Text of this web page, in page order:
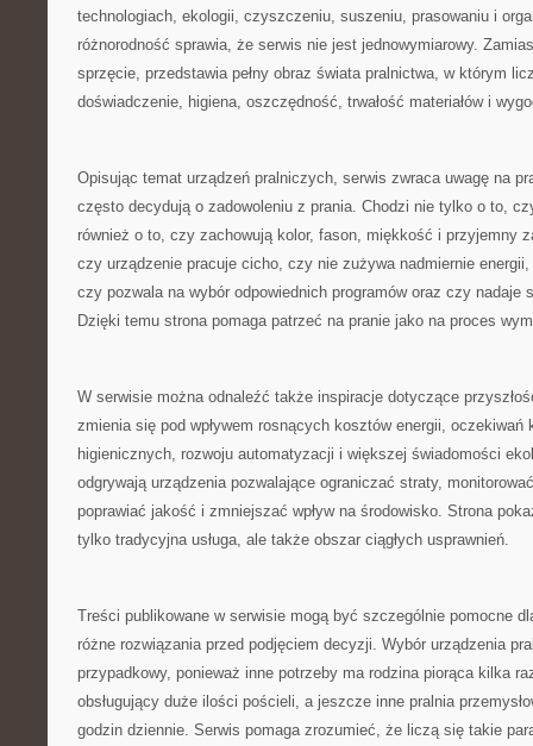
technologiach, ekologii, czyszczeniu, suszeniu, prasowaniu i
różnorodność sprawia, że serwis nie jest jednowymiarowy.
sprzęcie, przedstawia pełny obraz świata pralnictwa, w którym
doświadczenie, higiena, oszczędność, trwałość materiałów i
Opisując temat urządzeń pralniczych, serwis zwraca uwagę na
często decydują o zadowoleniu z prania. Chodzi nie tylko o to,
również o to, czy zachowują kolor, fason, miękkość i przyjemny
czy urządzenie pracuje cicho, czy nie zużywa nadmiernie energii,
czy pozwala na wybór odpowiednich programów oraz czy nadaje
Dzięki temu strona pomaga patrzeć na pranie jako na proces
W serwisie można odnaleźć także inspiracje dotyczące
zmienia się pod wpływem rosnących kosztów energii, oczekiwań
higienicznych, rozwoju automatyzacji i większej świadomości
odgrywają urządzenia pozwalające ograniczać straty,
poprawiać jakość i zmniejszać wpływ na środowisko. Strona
tylko tradycyjna usługa, ale także obszar ciągłych usprawnień.
Treści publikowane w serwisie mogą być szczególnie pomocne
różne rozwiązania przed podjęciem decyzji. Wybór urządzenia
przypadkowy, ponieważ inne potrzeby ma rodzina piorąca kilka
obsługujący duże ilości pościeli, a jeszcze inne pralnia
godzin dziennie. Serwis pomaga zrozumieć, że liczą się takie